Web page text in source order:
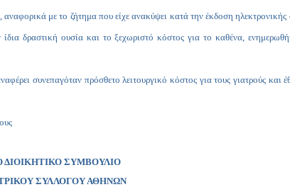
με το ζήτημα που είχε ανακύψει κατά την έκδοση
δραστική ουσία και το ξεχωριστό κόστος για το καθένα,
συνεπαγόταν πρόσθετο λειτουργικό κόστος για τους γιατρούς και
ΔΙΟΙΚΗΤΙΚΟ ΣΥΜΒΟΥΛΙΟ
ΣΥΛΛΟΓΟΥ ΑΘΗΝΩΝ